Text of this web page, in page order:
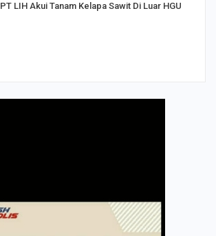
PT LIH Akui Tanam Kelapa Sawit Di Luar HGU